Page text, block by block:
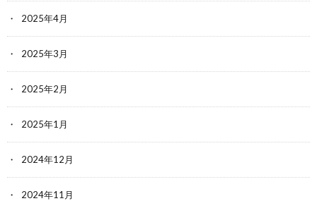
2025年4月
2025年3月
2025年2月
2025年1月
2024年12月
2024年11月